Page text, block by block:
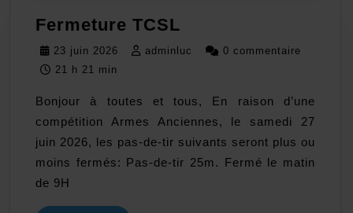
Fermeture TCSL
TCSL
23 juin 2026
23
adminluc adminluc0 commentaire
21 h 21 min
Bonjour à toutes et tous, En raison d’une
compétition Armes Anciennes, le samedi 27
juin 2026, les pas-de-tir suivants seront plus ou
moins fermés: Pas-de-tir 25m. Fermé le matin
de 9H